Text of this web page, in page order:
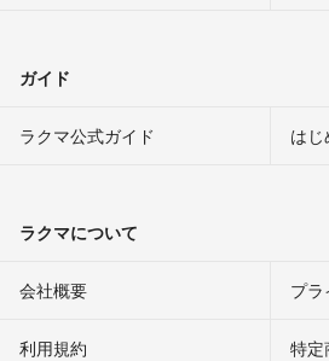
ガイド
ラクマ公式ガイド は
ラクマについて
会社概要 プ
利用規約 特定